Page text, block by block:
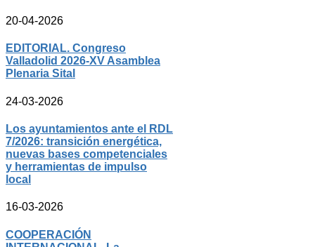
20-04-2026
EDITORIAL. Congreso
Valladolid 2026-XV Asamblea
Plenaria Sital
24-03-2026
Los ayuntamientos ante el RDL
7/2026: transición energética,
nuevas bases competenciales
y herramientas de impulso
local
16-03-2026
COOPERACIÓN